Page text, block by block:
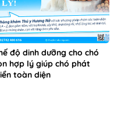
độ dinh dưỡng cho chó
hợp lý giúp chó phát
toàn diện